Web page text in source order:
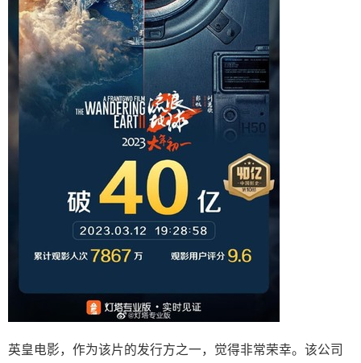
英皇电影，作为该片的发行方之一，觉得非常荣幸。该公司